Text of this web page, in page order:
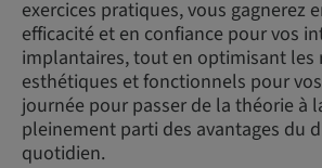
exercices pratiques, vous gagnerez
efficacité et en confiance pour vos
implantaires, tout en optimisant les
esthétiques et fonctionnels pour
journée pour passer de la théorie à
pleinement parti des avantages du
quotidien.